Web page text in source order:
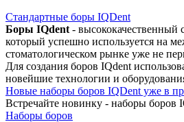
Стандартные боры IQDent
Боры IQdent - высококачественный
который успешно используется на
стоматологическом рынке уже не
Для создания боров IQdent
новейшие технологии и
Новые наборы боров IQDent уже в
Встречайте новинку - наборы боров
Наборы боров